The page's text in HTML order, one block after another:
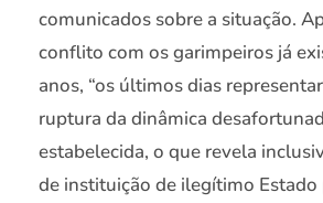
comunicados sobre a situação.
conflito com os garimpeiros já
anos, “os últimos dias
ruptura da dinâmica
estabelecida, o que revela
de instituição de ilegítimo Estado